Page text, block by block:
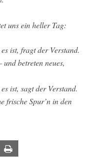
uns ein heller Tag:
ist, fragt der Verstand.
betreten neues,
ist, sagt der Verstand.
frische Spur’n in den